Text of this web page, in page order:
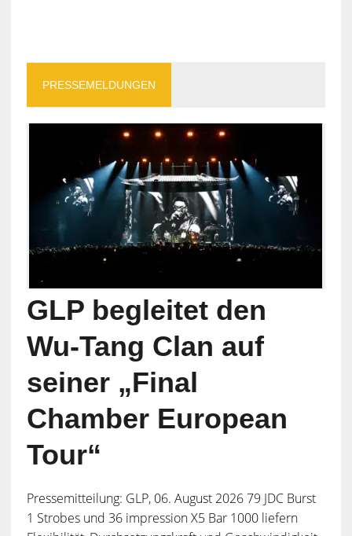
PRESSEMELDUNGEN
GLP begleitet den
Wu-Tang Clan auf
seiner „Final
Chamber European
Tour“
Pressemitteilung: GLP, 06. August 2026 79 JDC Burst
1 Strobes und 36 impression X5 Bar 1000 liefern